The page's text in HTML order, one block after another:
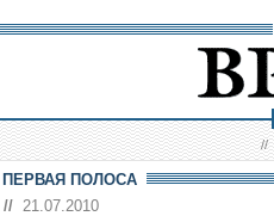
//
ПЕРВАЯ ПОЛОСА
// 21.07.2010